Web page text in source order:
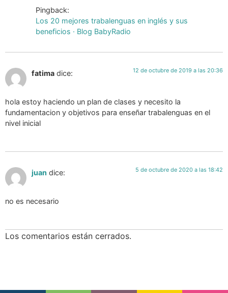
Pingback:
Los 20 mejores trabalenguas en inglés y sus
beneficios · Blog BabyRadio
fatima dice: 12 de octubre de 2019 a las 20:36
hola estoy haciendo un plan de clases y necesito la
fundamentacion y objetivos para enseñar trabalenguas en el
nivel inicial
juan dice: 5 de octubre de 2020 a las 18:42
no es necesario
Los comentarios están cerrados.